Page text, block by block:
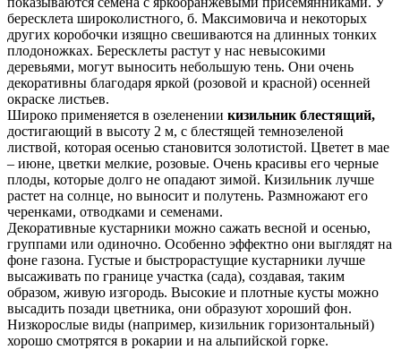
бересклета широколистного, б. Максимовича и некоторых
других коробочки изящно свешиваются на длинных тонких
плодоножках. Бересклеты растут у нас невысокими
деревьями, могут выносить небольшую тень. Они очень
декоративны благодаря яркой (розовой и красной) осенней
окраске листьев.
Широко применяется в озеленении кизильник блестящий,
достигающий в высоту 2 м, с блестящей темно­зеленой
листвой, которая осенью становится золотистой. Цветет в мае
– июне, цветки мелкие, розовые. Очень красивы его черные
плоды, которые долго не опадают зимой. Кизильник лучше
растет на солнце, но выносит и полутень. Размножают его
черенками, отводками и семенами.
Декоративные кустарники можно сажать весной и осенью,
группами или одиночно. Особенно эффектно они выглядят на
фоне газона. Густые и быстрорастущие кустарники лучше
высаживать по границе участка (сада), создавая, таким
образом, живую изгородь. Высокие и плотные кусты можно
высадить позади цветника, они образуют хороший фон.
Низкорослые виды (например, кизильник горизонтальный)
хорошо смотрятся в рокарии и на альпийской горке.